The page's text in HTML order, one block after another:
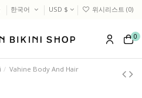
한국어 USD $ 위시리스트 (0)
0
Vahine Body And Hair